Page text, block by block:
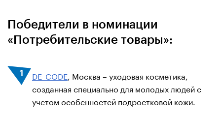
Победители в номинации
«Потребительские товары»:
DE_CODE , Москва – уходовая косметика,
созданная специально для молодых людей с
учетом особенностей подростковой кожи.